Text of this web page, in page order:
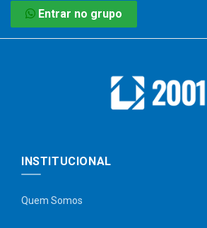
Entrar no grupo
INSTITUCIONAL
Quem Somos